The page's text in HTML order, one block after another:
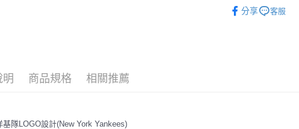
運送方式
分享 客服
明 商品規格 相關推薦
基隊LOGO設計(New York Yankees)